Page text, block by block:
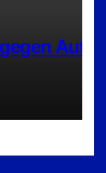
Auto